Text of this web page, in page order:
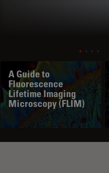
A Guide to
Fluorescence
Lifetime Imaging
Microscopy (FLIM)